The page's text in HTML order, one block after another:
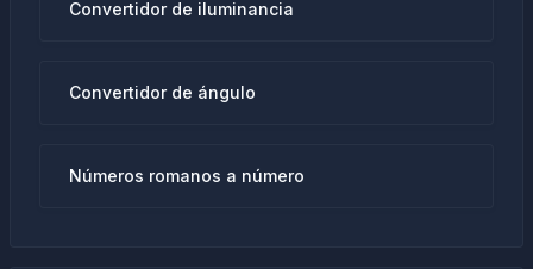
Convertidor de iluminancia
Convertidor de ángulo
Números romanos a número